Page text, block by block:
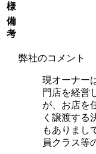
様
備
考
弊社のコメント
現オーナー
門店を経営
が、お店を
く譲渡する
もありまし
員クラス等